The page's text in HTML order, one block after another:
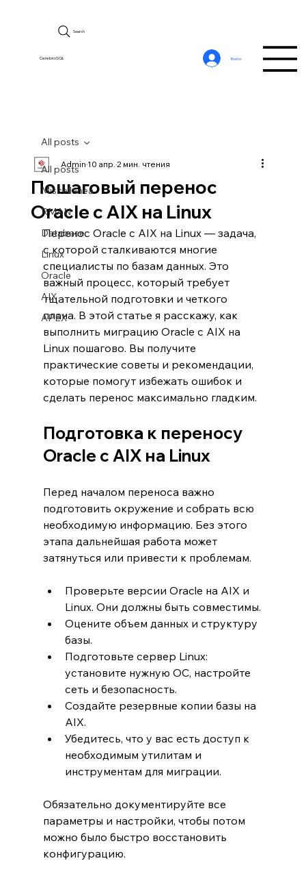
CerebroSQL
Search
Войти
All posts
Miscellanea
RMAN
Database
Linux
Oracle
AIX
APEX
All posts
Пошаговый перенос
Oracle с AIX на Linux
Admin10 апр.2 мин. чтения
Перенос Oracle с AIX на Linux — задача,
с которой сталкиваются многие
специалисты по базам данных. Это
важный процесс, который требует
тщательной подготовки и четкого
плана. В этой статье я расскажу, как
выполнить миграцию Oracle с AIX на
Linux пошагово. Вы получите
практические советы и рекомендации,
которые помогут избежать ошибок и
сделать перенос максимально гладким.
Подготовка к переносу
Oracle с AIX на Linux
Перед началом переноса важно
подготовить окружение и собрать всю
необходимую информацию. Без этого
этапа дальнейшая работа может
затянуться или привести к проблемам.
Проверьте версии Oracle на AIX и
Linux. Они должны быть совместимы.
Оцените объем данных и структуру
базы.
Подготовьте сервер Linux:
установите нужную ОС, настройте
сеть и безопасность.
Создайте резервные копии базы на
AIX.
Убедитесь, что у вас есть доступ к
необходимым утилитам и
инструментам для миграции.
Обязательно документируйте все
параметры и настройки, чтобы потом
можно было быстро восстановить
конфигурацию.